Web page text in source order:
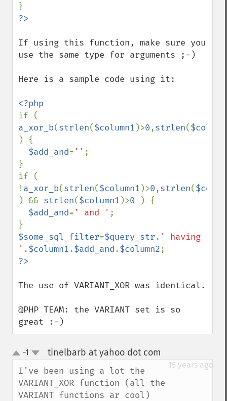
If using this function, make sure you
use the same type for arguments ;-)
Here is a sample code using it:
a_xor_b(strlen($column1 )>0,strlen(
) {
$add_and= '' ;
}
if (
!a_xor_b(strlen($column1 )>0,strlen(
) && strlen($column1 )>0
) {
$add_and= ' and ' ;
$some_sql_filter=$query_str. ' having
' .$column1.$add_and.$column2
The use of VARIANT_XOR was identical.
@PHP TEAM: the VARIANT set is so
great :-)
up
down
-1 tinelbarb at yahoo dot com
15 years ago
I've been using a lot the
VARIANT_XOR function (all the
VARIANT functions ar cool)